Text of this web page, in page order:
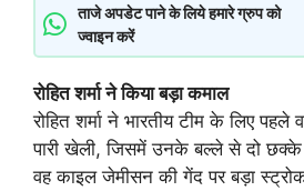
ताजे अपडेट पाने के लिये हमारे ग्रुप को
ज्वाइन करें
रोहित शर्मा ने किया बड़ा कमाल
रोहित शर्मा ने भारतीय टीम के लिए
पारी खेली, जिसमें उनके बल्ले से दो
वह काइल जेमीसन की गेंद पर बड़ा